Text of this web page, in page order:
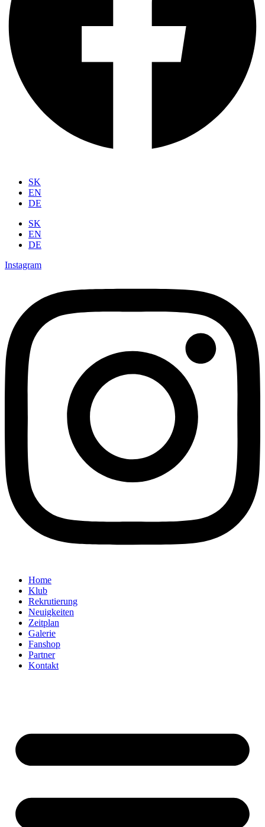
SK
EN
DE
SK
EN
DE
Instagram
Home
Klub
Rekrutierung
Neuigkeiten
Zeitplan
Galerie
Fanshop
Partner
Kontakt